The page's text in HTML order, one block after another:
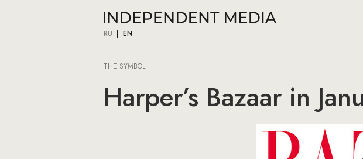
RU EN
THE SYMBOL
Harper’s Bazaar in